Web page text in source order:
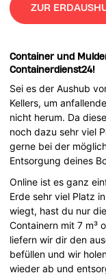
ZUR
Container und
Containerdienst24!
Sei es der Aushub
Kellers, um
nicht herum. Da
noch dazu sehr viel
gerne bei der
Entsorgung deines
Online ist es ganz
Erde sehr viel Platz
wiegt, hast du nur
Containern mit 7 m³
liefern wir dir den
befüllen und wir
wieder ab und